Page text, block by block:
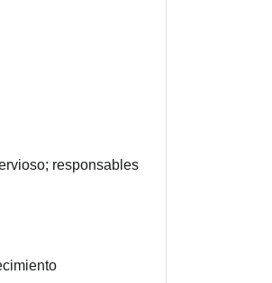
responsables